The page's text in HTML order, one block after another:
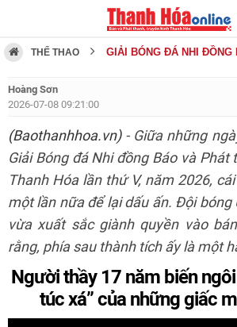
THỂ THAO GIẢI BÓNG ĐÁ NHI ĐỒNG
Hoàng Sơn
2026-07-08 09:21:00
(Baothanhhoa.vn)- Giữa những
Giải Bóng đá Nhi đồng Báo và Phát
Thanh Hóa lần thứ V, năm 2026,
một lần nữa để lại dấu ấn. Đội bóng
vừa xuất sắc giành quyền vào
rằng, phía sau thành tích ấy là một
Người thầy 17 năm biến
túc xá” của những giấc